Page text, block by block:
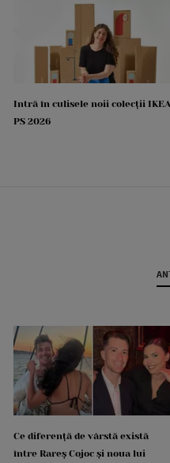
Intră în culisele noii colecții IKEA
PS 2026
Ce diferență de vârstă există
între Rareș Cojoc și noua lui